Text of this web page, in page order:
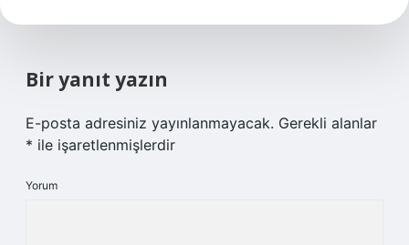
Bir yanıt yazın
E-posta adresiniz yayınlanmayacak. Gerekli alanlar
* ile işaretlenmişlerdir
Yorum